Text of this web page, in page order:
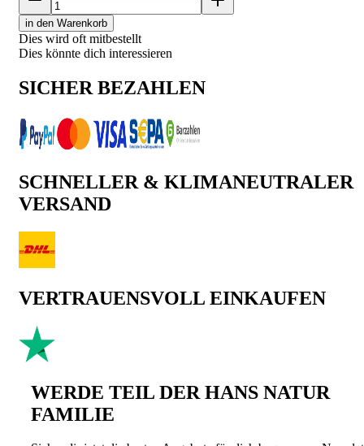
in den Warenkorb
Dies wird oft mitbestellt
Dies könnte dich interessieren
SICHER BEZAHLEN
SCHNELLER & KLIMANEUTRALER
VERSAND
VERTRAUENSVOLL EINKAUFEN
WERDE TEIL DER HANS NATUR
FAMILIE